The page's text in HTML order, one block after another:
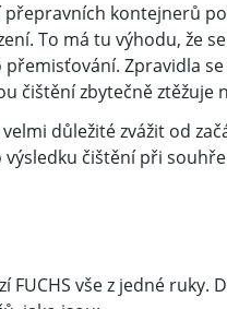
kontejnerů
To má tu výhodu, že
Zpravidla
čištění zbytečně ztěžuje
důležité zvážit od
čištění při
vše z jedné ruky.